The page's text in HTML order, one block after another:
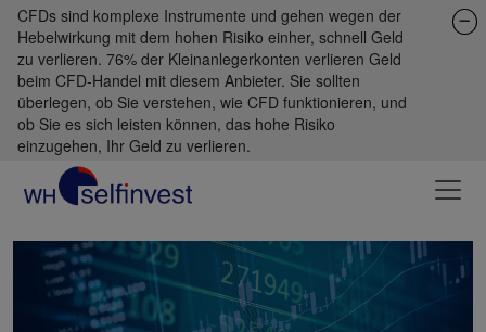
CFDs sind komplexe Instrumente und gehen wegen der
Hebelwirkung mit dem hohen Risiko einher, schnell Geld
zu verlieren. 76% der Kleinanlegerkonten verlieren Geld
beim CFD-Handel mit diesem Anbieter. Sie sollten
überlegen, ob Sie verstehen, wie CFD funktionieren, und
ob Sie es sich leisten können, das hohe Risiko
einzugehen, Ihr Geld zu verlieren.